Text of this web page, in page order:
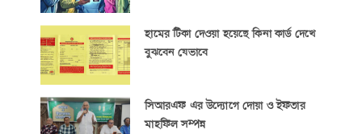
হামের টিকা দেওয়া হয়েছে কিনা কার্ড দেখে
বুঝবেন যেভাবে
সিআরএফ এর উদ্যোগে দোয়া ও ইফতার
মাহফিল সম্পন্ন